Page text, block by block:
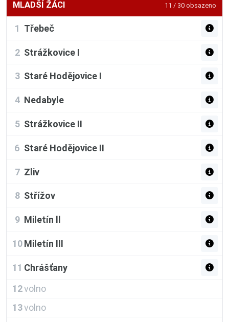
MLADŠÍ ŽÁCI 11 / 30 obsazeno
1 Třebeč
2 Strážkovice I
3 Staré Hodějovice I
4 Nedabyle
5 Strážkovice II
6 Staré Hodějovice II
7 Zliv
8 Střížov
9 Miletín ll
10 Miletín III
11 Chrášťany
12volno
13volno